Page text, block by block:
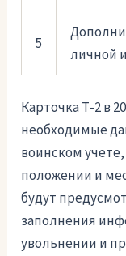
5
личной
Карточка Т-2 в
необходимые
воинском
положении и
будут
заполнения
увольнении и